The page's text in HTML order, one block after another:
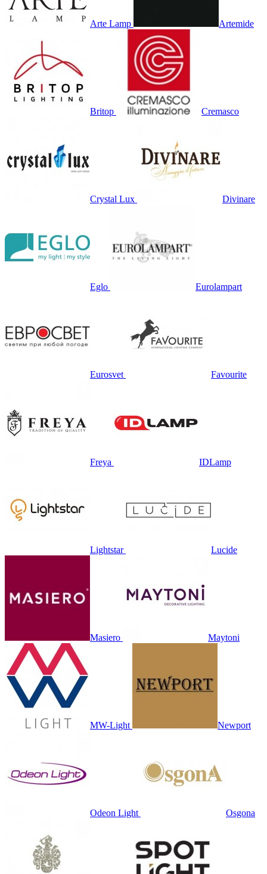
Arte Lamp Artemide
Britop Cremasco
Crystal Lux Divinare
Eglo Eurolampart
Eurosvet Favourite
Freya IDLamp
Lightstar Lucide
Masiero Maytoni
MW-Light Newport
Odeon Light Osgona